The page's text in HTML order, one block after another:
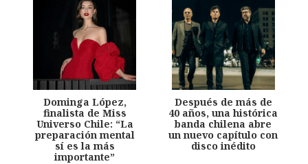
Dominga López,
finalista de Miss
Universo Chile: “La
preparación mental
sí es la más
importante”
Después de más de
40 años, una histórica
banda chilena abre
un nuevo capítulo con
disco inédito